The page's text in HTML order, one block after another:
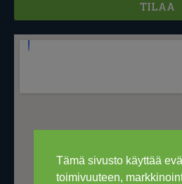
Tämä sivusto käyttää
toimivuuteen,
TILAA